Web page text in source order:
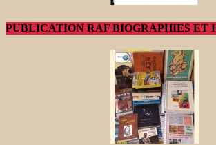
PUBLICATION RAF BIOGRAPHIES ET